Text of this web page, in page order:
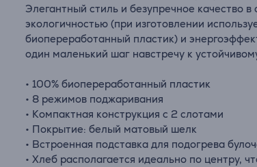
Элегантный стиль и безупречное качество в
экологичностью (при изготовлении
биопереработанный пластик) и
один маленький шаг навстречу к
• 100% биопереработанный пластик
• 8 режимов поджаривания
• Компактная конструкция с 2 слотами
• Покрытие: белый матовый шелк
• Встроенная подставка для подогрева
• Хлеб располагается идеально по центру,